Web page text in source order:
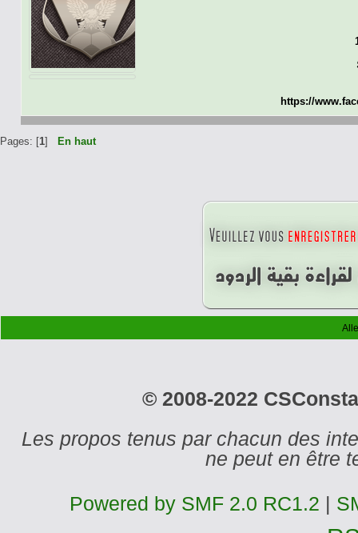
https://
Pages: [1] En haut
© 2008-2022
Les propos tenus par chacun des
ne peut en être
Powered by SMF 2.0 RC1.2 |